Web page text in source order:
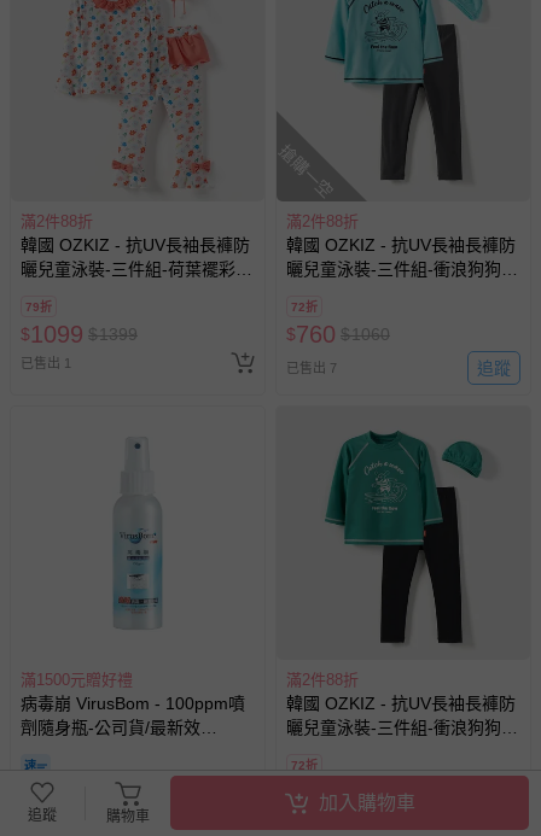
滿2件88折
韓國 OZKIZ - 抗UV長袖長褲防
曬兒童泳裝-三件組-荷葉襬彩繪
79折
$1099 $1399
已售出 1
搶購一空
滿2件88折
韓國 OZKIZ - 抗UV長袖長褲防
曬兒童泳裝-三件組-衝浪狗狗-
72折
$760 $1060
已售出 7 追蹤
滿1500元贈好禮
病毒崩 VirusBom - 100ppm噴
劑隨身瓶-公司貨/最新效
370
已售出 98977
滿2件88折
韓國 OZKIZ - 抗UV長袖長褲防
曬兒童泳裝-三件組-衝浪狗狗-
72折
$760 $ 1060
追蹤 購物車
加入購物車